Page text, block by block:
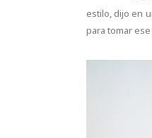
estilo, dijo en
para tomar